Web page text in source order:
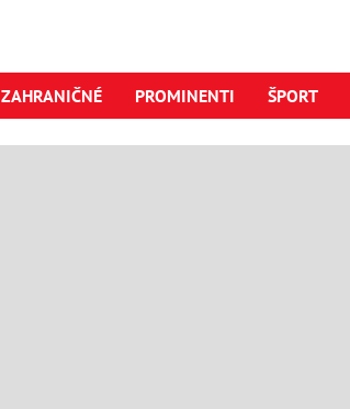
ZAHRANIČNÉ PROMINENTI ŠPORT